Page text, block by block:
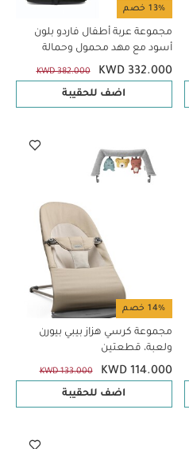
13% خصم
مجموعة عربة أطفال فاردو بلون
أسود مع مهد محمول وحمالة
قطع
KWD 332.000
KWD 382.000
اضف للحقيبة
14% خصم
مجموعة كرسي هزاز بيبي بيورن
ولعبة، قطعتين
KWD 114.000
KWD 133.000
اضف للحقيبة